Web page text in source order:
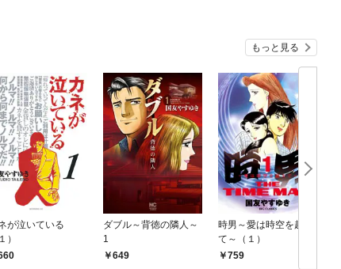
もっと見る
が泣いている
）
ダブル～背徳の隣人～
1
649
時男～愛は時空を越え
て～（１）
759